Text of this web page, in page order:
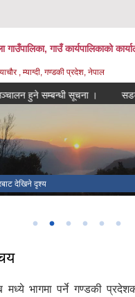
गाउँपालिका, गाउँ कार्यपालिकाको
, म्याग्दी, गण्डकी प्रदेश, नेपाल
हुने सम्बन्धी सूचना । सडक
देखिने दृश्य
मध्ये भागमा पर्ने गण्डकी